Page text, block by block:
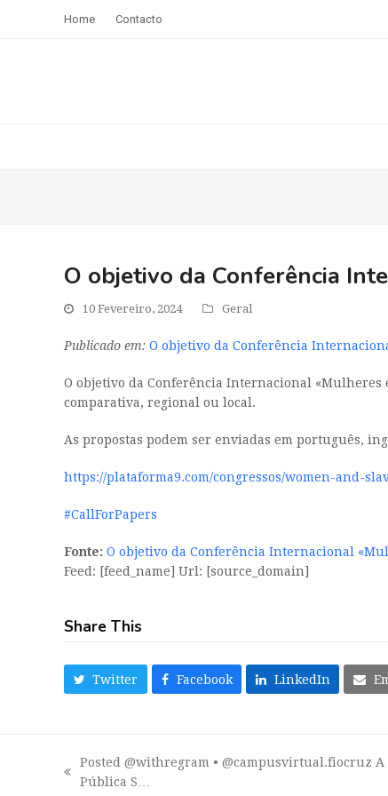
Home Contacto
O objetivo da Conferência
10 Fevereiro, 2024 Geral
Publicado em: O objetivo da Conferência
O objetivo da Conferência Internacional
comparativa, regional ou local.
As propostas podem ser enviadas em português,
https://plataforma9.com/congressos/women-and-
#CallForPapers
Fonte: O objetivo da Conferência Internacional
Feed: [feed_name] Url: [source_domain]
Share This
Twitter Facebook LinkedIn
previous
Posted @withregram • @campusvirtual.fiocruz A
Pública S…